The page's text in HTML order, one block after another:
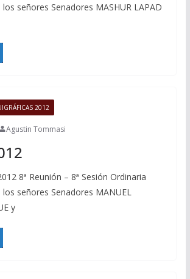
los señores Senadores MASHUR LAPAD
2012
Agustin Tommasi
8ª Reunión – 8ª Sesión Ordinaria
los señores Senadores MANUEL
y